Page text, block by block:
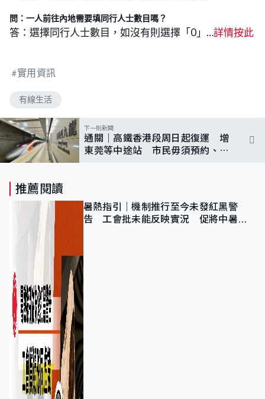
問：一人前往內地需要填同行人士數目嗎？
答：選擇同行人士數目，如沒有則選擇「0」…詳情按此
實用資訊
有線生活
下一則新聞
通關｜高鐵香港段周日起復運 增
東莞等中途站 市民毋須預約、須
推薦閱讀
暑熱指引｜機制推行至今未發紅黑警
告 工會批未能反映實況 促將中暑列